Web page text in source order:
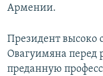
Армении.
Президент высоко
Овагуимяна перед
преданную